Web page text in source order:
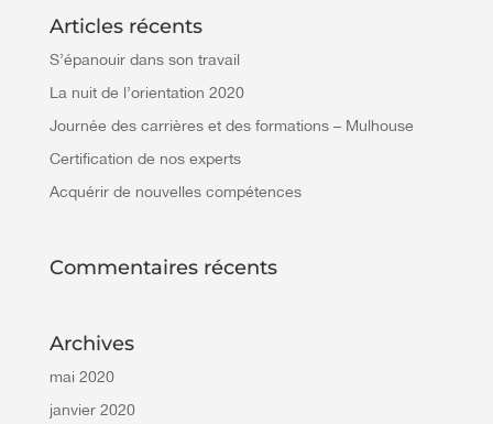
Articles récents
S’épanouir dans son travail
La nuit de l’orientation 2020
Journée des carrières et des formations – Mulhouse
Certification de nos experts
Acquérir de nouvelles compétences
Commentaires récents
Archives
mai 2020
janvier 2020